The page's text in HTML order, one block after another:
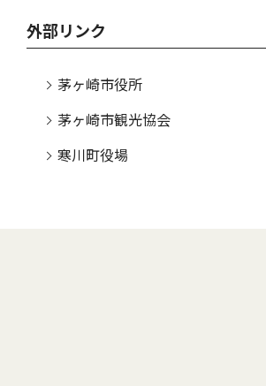
外部リンク
茅ヶ崎市役所
茅ヶ崎市観光協会
寒川町役場